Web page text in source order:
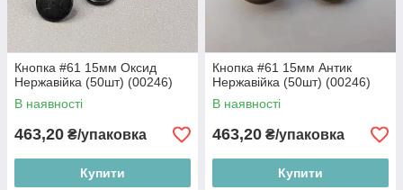
Кнопка #61 15мм Оксид
Нержавійка (50шт) (00246)
В наявності
463,20 ₴/упаковка
Купити
Кнопка #61 15мм Антик
Нержавійка (50шт) (00246)
В наявності
463,20 ₴/упаковка
Купити